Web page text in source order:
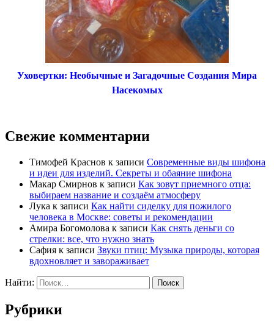
Уховертки: Необычные и Загадочные Создания Мира
Насекомых
Свежие комментарии
Тимофей Краснов к записи Современные виды шифона
и идеи для изделий. Секреты и обаяние шифона
Макар Смирнов к записи Как зовут приемного отца:
выбираем название и создаём атмосферу
Лука к записи Как найти сиделку для пожилого
человека в Москве: советы и рекомендации
Амира Богомолова к записи Как снять деньги со
стрелки: все, что нужно знать
Сафия к записи Звуки птиц: Музыка природы, которая
вдохновляет и завораживает
Найти:
Рубрики